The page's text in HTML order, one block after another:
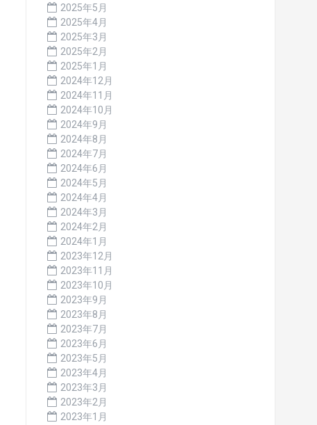
2025年5月
2025年4月
2025年3月
2025年2月
2025年1月
2024年12月
2024年11月
2024年10月
2024年9月
2024年8月
2024年7月
2024年6月
2024年5月
2024年4月
2024年3月
2024年2月
2024年1月
2023年12月
2023年11月
2023年10月
2023年9月
2023年8月
2023年7月
2023年6月
2023年5月
2023年4月
2023年3月
2023年2月
2023年1月